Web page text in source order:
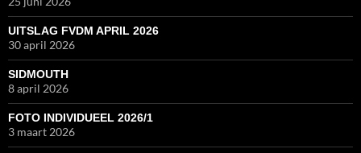
UITSLAG FVDM APRIL 2026
30 april 2026
SIDMOUTH
8 april 2026
FOTO INDIVIDUEEL 2026/1
3 maart 2026